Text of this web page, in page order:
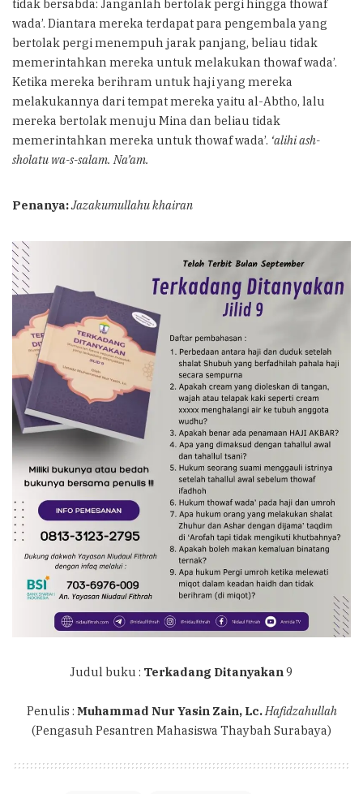
tidak bersabda: Janganlah bertolak pergi hingga thowaf
wada’. Diantara mereka terdapat para pengembala yang
bertolak pergi menempuh jarak panjang, beliau tidak
memerintahkan mereka untuk melakukan thowaf wada’.
Ketika mereka berihram untuk haji yang mereka
melakukannya dari tempat mereka yaitu al-Abtho, lalu
mereka bertolak menuju Mina dan beliau tidak
memerintahkan mereka untuk thowaf wada’. ‘alihi ash-
sholatu wa-s-salam. Na’am.
Penanya:Jazakumullahu khairan
Judul buku : Terkadang Ditanyakan9
Penulis : Muhammad Nur Yasin Zain, Lc.Hafidzahullah
(Pengasuh Pesantren Mahasiswa Thaybah Surabaya)